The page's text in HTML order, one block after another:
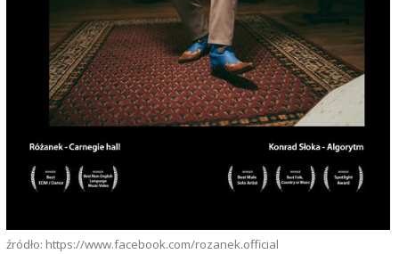
źródło: https://www.facebook.com/rozanek.official